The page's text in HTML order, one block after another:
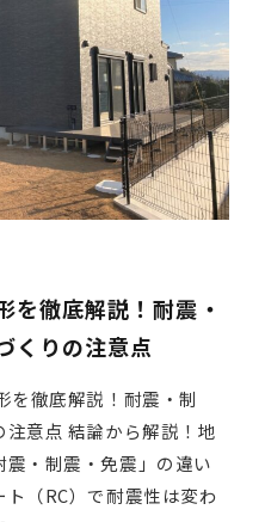
を徹底解説！耐震・
くりの注意点
を徹底解説！耐震・制
意点 結論から解説！地
・制震・免震」の違い
（RC）で耐震性は変わ